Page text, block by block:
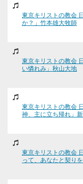
東京キリストの教会
か？」竹本雄大牧師
東京キリストの教会
い憐れみ」秋山大地
東京キリストの教会
神、主に立ち帰れ」
東京キリストの教会
って、あなたと契り